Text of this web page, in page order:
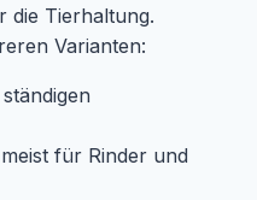
die Tierhaltung.
Varianten:
für Rinder und